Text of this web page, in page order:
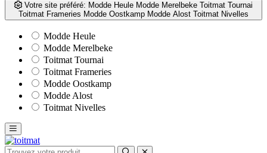
Votre site préféré: Modde Heule Modde Merelbeke Toitmat Tournai
Toitmat Frameries Modde Oostkamp Modde Alost Toitmat Nivelles
Modde Heule
Modde Merelbeke
Toitmat Tournai
Toitmat Frameries
Modde Oostkamp
Modde Alost
Toitmat Nivelles